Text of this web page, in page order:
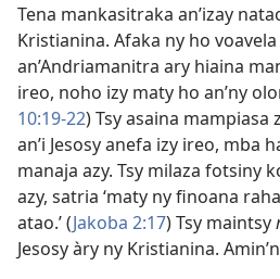
Tena mankasitraka an’izay
Kristianina. Afaka ny ho
an’Andriamanitra ary hiaina
ireo, noho izy maty ho an’ny
10:19-22) Tsy asaina
an’i Jesosy anefa izy ireo, mba
manaja azy. Tsy milaza fotsiny
azy, satria ‘maty ny finoana
atao.’ (Jakoba 2:17) Tsy maintsy
Jesosy àry ny Kristianina.